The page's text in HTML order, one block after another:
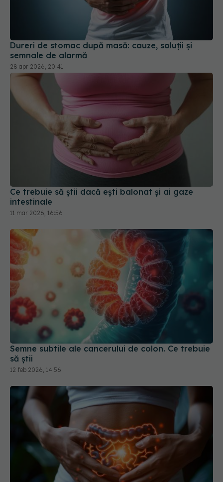
Dureri de stomac după masă: cauze, soluții și
semnale de alarmă
28 apr 2026, 20:41
Ce trebuie să știi dacă ești balonat și ai gaze
intestinale
11 mar 2026, 16:56
Semne subtile ale cancerului de colon. Ce trebuie
să știi
12 feb 2026, 14:56